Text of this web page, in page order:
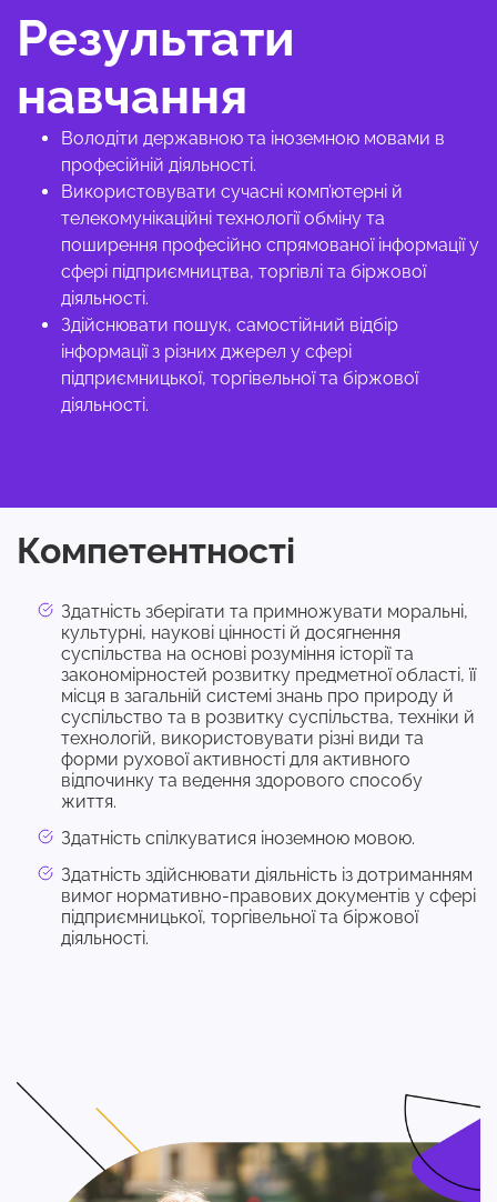
Результати
навчання
Володіти державною та іноземною мовами в
професійній діяльності.
Використовувати сучасні комп’ютерні й
телекомунікаційні технології обміну та
поширення професійно спрямованої інформації у
сфері підприємництва, торгівлі та біржової
діяльності.
Здійснювати пошук, самостійний відбір
інформації з різних джерел у сфері
підприємницької, торгівельної та біржової
діяльності.
Компетентності
Здатність зберігати та примножувати моральні,
культурні, наукові цінності й досягнення
суспільства на основі розуміння історії та
закономірностей розвитку предметної області, її
місця в загальній системі знань про природу й
суспільство та в розвитку суспільства, техніки й
технологій, використовувати різні види та
форми рухової активності для активного
відпочинку та ведення здорового способу
життя.
Здатність спілкуватися іноземною мовою.
Здатність здійснювати діяльність із дотриманням
вимог нормативно-правових документів у сфері
підприємницької, торгівельної та біржової
діяльності.